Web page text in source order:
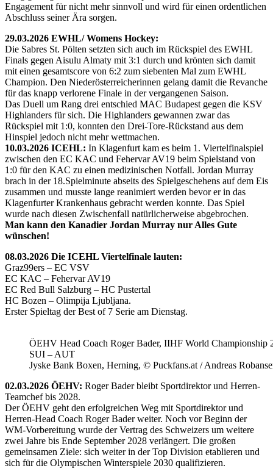
Engagement für nicht mehr sinnvoll und wird für einen ordentlichen
Abschluss seiner Ära sorgen.
29.03.2026 EWHL/ Womens Hockey:
Die Sabres St. Pölten setzten sich auch im Rückspiel des EWHL
Finals gegen Aisulu Almaty mit 3:1 durch und krönten sich damit
mit einen gesamtscore von 6:2 zum siebenten Mal zum EWHL
Champion. Den Niederösterreicherinnen gelang damit die Revanche
für das knapp verlorene Finale in der vergangenen Saison.
Das Duell um Rang drei entschied MAC Budapest gegen die KSV
Highlanders für sich. Die Highlanders gewannen zwar das
Rückspiel mit 1:0, konnten den Drei-Tore-Rückstand aus dem
Hinspiel jedoch nicht mehr wettmachen.
10.03.2026 ICEHL: In Klagenfurt kam es beim 1. Viertelfinalspiel
zwischen den EC KAC und Fehervar AV19 beim Spielstand von
1:0 für den KAC zu einen medizinischen Notfall. Jordan Murray
brach in der 18.Spielminute abseits des Spielgeschehens auf dem Eis
zusammen und musste lange reanimiert werden bevor er in das
Klagenfurter Krankenhaus gebracht werden konnte. Das Spiel
wurde nach diesen Zwischenfall natürlicherweise abgebrochen.
Man kann den Kanadier Jordan Murray nur Alles Gute
wünschen!
08.03.2026 Die ICEHL Viertelfinale lauten:
Graz99ers – EC VSV
EC KAC – Fehervar AV19
EC Red Bull Salzburg – HC Pustertal
HC Bozen – Olimpija Ljubljana.
Erster Spieltag der Best of 7 Serie am Dienstag.
ÖEHV Head Coach Roger Bader, IIHF World Championship
SUI – AUT
Jyske Bank Boxen, Herning, © Puckfans.at / Andreas
02.03.2026 ÖEHV: Roger Bader bleibt Sportdirektor und Herren-
Teamchef bis 2028.
Der ÖEHV geht den erfolgreichen Weg mit Sportdirektor und
Herren-Head Coach Roger Bader weiter. Noch vor Beginn der
WM-Vorbereitung wurde der Vertrag des Schweizers um weitere
zwei Jahre bis Ende September 2028 verlängert. Die großen
gemeinsamen Ziele: sich weiter in der Top Division etablieren und
sich für die Olympischen Winterspiele 2030 qualifizieren.